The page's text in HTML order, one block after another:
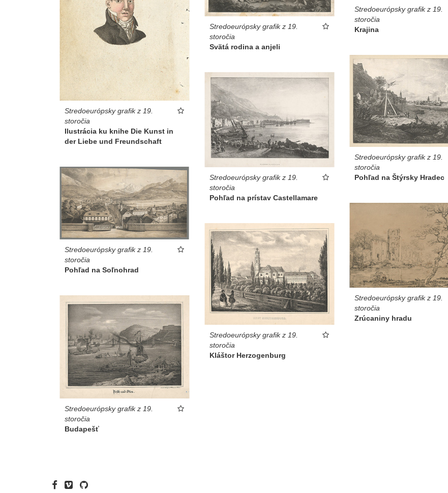
Stredoeurópsky grafik z 19.
storočia
Ilustrácia ku knihe Die Kunst in
der Liebe und Freundschaft
Stredoeurópsky grafik z 19.
storočia
Svätá rodina a anjeli
Stredoeurópsky grafik z 19.
storočia
Krajina
Stredoeurópsky grafik z 19.
storočia
Pohľad na Štýrsky Hradec
Stredoeurópsky grafik z 19.
storočia
Pohľad na prístav Castellamare
Stredoeurópsky grafik z 19.
storočia
Pohľad na Soľnohrad
Stredoeurópsky grafik z 19.
storočia
Zrúcaniny hradu
Stredoeurópsky grafik z 19.
storočia
Kláštor Herzogenburg
Stredoeurópsky grafik z 19.
storočia
Budapešť